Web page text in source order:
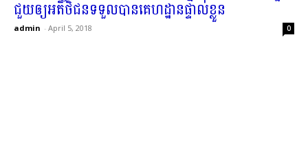
ជួយ​ឲ្យ​អតិថិជន​ទទួលបាន​គេហដ្ឋាន​ផ្ទាល់ខ្លួន​
admin - April 5, 2018 0